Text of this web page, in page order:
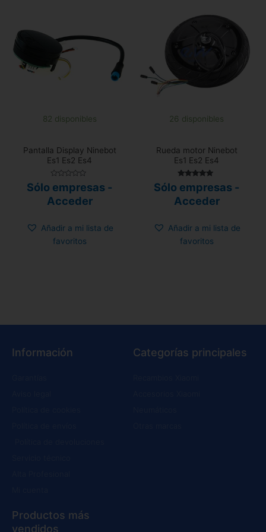
82 disponibles
Pantalla Display Ninebot
Es1 Es2 Es4
con
0
de
Sólo empresas -
Acceder
Añadir a mi lista de
favoritos
26 disponibles
Rueda motor Ninebot
Es1 Es2 Es4
5.00
Sólo empresas -
Acceder
Añadir a mi lista de
favoritos
Información Categorías principales
Productos más
vendidos